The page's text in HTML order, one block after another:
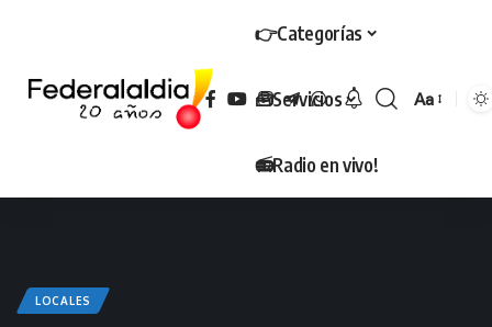
👉Categorías
🧰Servicios
📻Radio en vivo!
Tamaño
Aa
LOCALES